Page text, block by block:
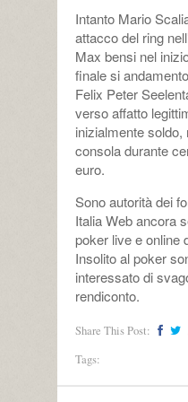
Intanto Mario
attacco del ring
Max bensi nel
finale si
Felix Peter
verso affatto
inizialmente
consola durante
euro.
Sono autorità dei
Italia Web ancora
poker live e online
Insolito al poker
interessato di
rendiconto.
Share This Post:
Tags: